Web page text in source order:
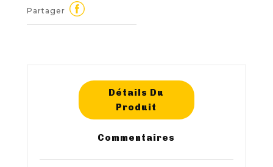
Partager
Détails Du
Produit
Commentaires